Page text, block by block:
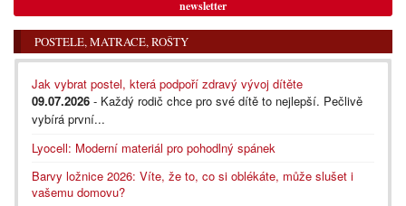
newsletter
POSTELE, MATRACE, ROŠTY
Jak vybrat postel, která podpoří zdravý vývoj dítěte
09.07.2026 - Každý rodič chce pro své dítě to nejlepší. Pečlivě
vybírá první...
Lyocell: Moderní materiál pro pohodlný spánek
Barvy ložnice 2026: Víte, že to, co si oblékáte, může slušet i
vašemu domovu?